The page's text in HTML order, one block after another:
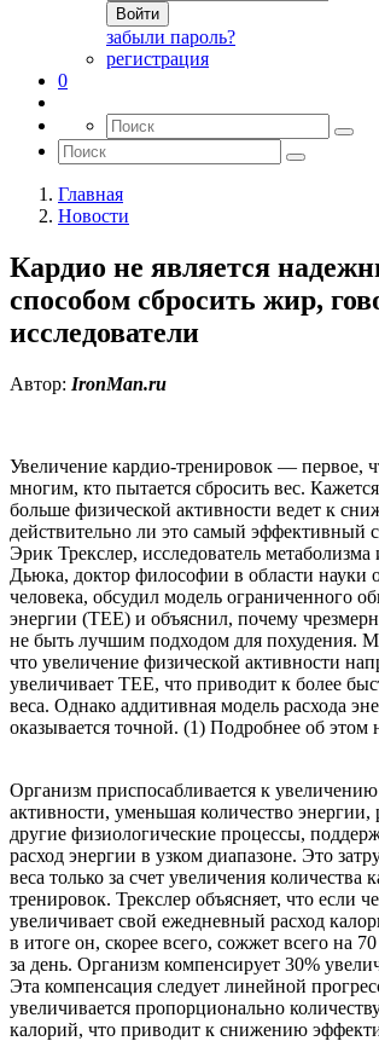
Войти
забыли пароль?
регистрация
0
Главная
Новости
Кардио не является
способом сбросить жир,
исследователи
Автор: IronMan.ru
Увеличение кардио-тренировок — первое,
многим, кто пытается сбросить вес.
больше физической активности ведет к
действительно ли это самый эффективный
Эрик Трекслер, исследователь метаболизма
Дьюка, доктор философии в области науки
человека, обсудил модель ограниченного
энергии (TEE) и объяснил, почему
не быть лучшим подходом для похудения.
что увеличение физической активности
увеличивает TEE, что приводит к более
веса. Однако аддитивная модель расхода
оказывается точной. (1) Подробнее об этом
Организм приспосабливается к
активности, уменьшая количество энергии,
другие физиологические процессы,
расход энергии в узком диапазоне. Это
веса только за счет увеличения количества
тренировок. Трекслер объясняет, что если
увеличивает свой ежедневный расход
в итоге он, скорее всего, сожжет всего на
за день. Организм компенсирует 30%
Эта компенсация следует линейной
увеличивается пропорционально
калорий, что приводит к снижению